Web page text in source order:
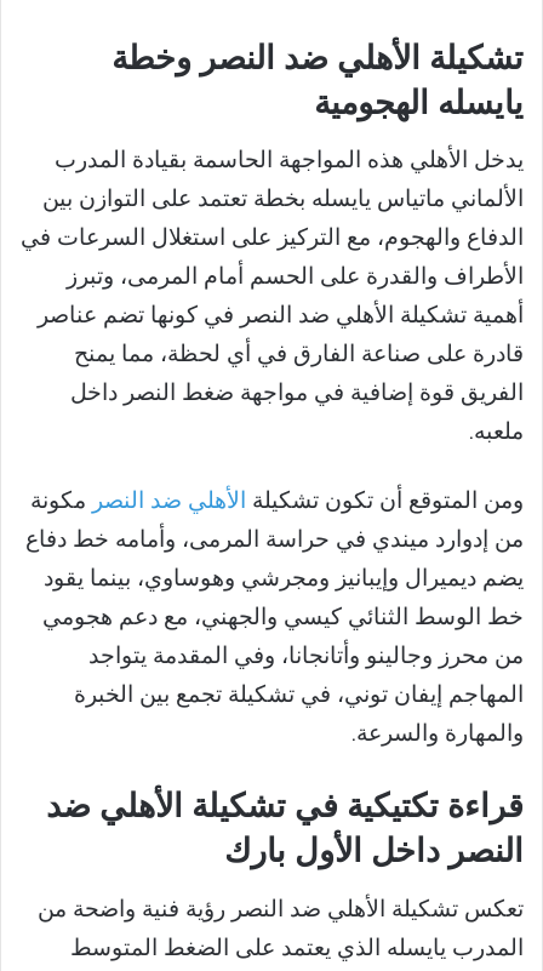
تشكيلة الأهلي ضد النصر وخطة
يايسله الهجومية
يدخل الأهلي هذه المواجهة الحاسمة بقيادة المدرب
الألماني ماتياس يايسله بخطة تعتمد على التوازن بين
الدفاع والهجوم، مع التركيز على استغلال السرعات في
الأطراف والقدرة على الحسم أمام المرمى، وتبرز
أهمية تشكيلة الأهلي ضد النصر في كونها تضم عناصر
قادرة على صناعة الفارق في أي لحظة، مما يمنح
الفريق قوة إضافية في مواجهة ضغط النصر داخل
ملعبه.
ومن المتوقع أن تكون تشكيلة الأهلي ضد النصر مكونة
من إدوارد ميندي في حراسة المرمى، وأمامه خط دفاع
يضم ديميرال وإيبانيز ومجرشي وهوساوي، بينما يقود
خط الوسط الثنائي كيسي والجهني، مع دعم هجومي
من محرز وجالينو وأتانجانا، وفي المقدمة يتواجد
المهاجم إيفان توني، في تشكيلة تجمع بين الخبرة
والمهارة والسرعة.
قراءة تكتيكية في تشكيلة الأهلي ضد
النصر داخل الأول بارك
تعكس تشكيلة الأهلي ضد النصر رؤية فنية واضحة من
المدرب يايسله الذي يعتمد على الضغط المتوسط